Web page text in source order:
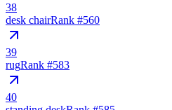
38
desk chairRank #560
39
rugRank #583
40